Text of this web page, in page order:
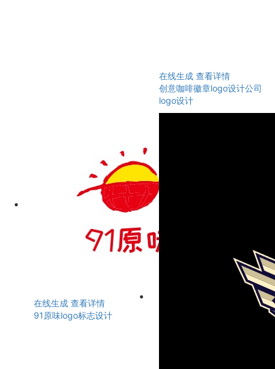
在线生成 查看详情
创意咖啡徽章logo设计公司
logo设计
在线生成 查看详情
91原味logo标志设计